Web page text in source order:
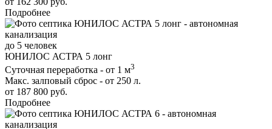
Подробнее
до 5 человек
ЮНИЛОС АСТРА 5 лонг
Суточная переработка - от 1 м3
Макс. залповый сброс - от 250 л.
от 187 800 руб.
Подробнее